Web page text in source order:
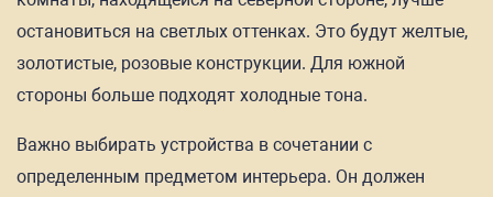
остановиться на светлых оттенках. Это будут желтые,
золотистые, розовые конструкции. Для южной
стороны больше подходят холодные тона.
Важно выбирать устройства в сочетании с
определенным предметом интерьера. Он должен